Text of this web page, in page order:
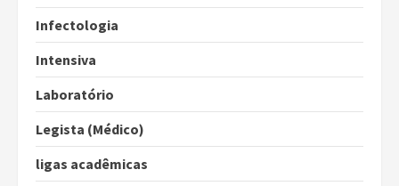
Infectologia
Intensiva
Laboratório
Legista (Médico)
ligas acadêmicas